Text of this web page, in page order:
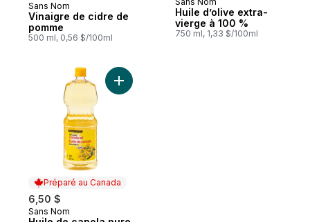
Préparé au Canada
Sans Nom
Vinaigre de cidre de
pomme
500 ml, 0,56 $/100ml
Huile d’olive extra-
vierge à 100 %
750 ml, 1,33 $/100ml
Préparé au Canada
6,50 $
Préparé au Canada
Sans Nom
Ajouter Huile de canola pure à 100 % au